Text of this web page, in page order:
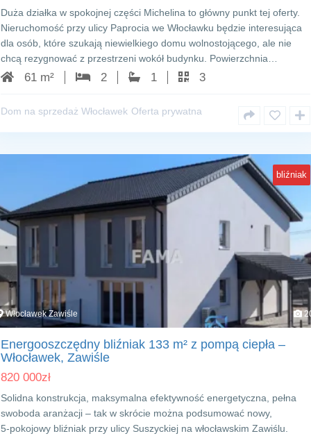
Duża działka w spokojnej części Michelina to główny punkt tej oferty.
Nieruchomość przy ulicy Paprocia we Włocławku będzie interesująca
dla osób, które szukają niewielkiego domu wolnostojącego, ale nie
chcą rezygnować z przestrzeni wokół budynku. Powierzchnia…
61 m² 2 1 3
Dom na sprzedaż Włocławek Oferta prywatna
bliźniak
Włocławek Zawiśle
Energooszczędny bliźniak 133 m² z pompą ciepła –
Włocławek, Zawiśle
820 000zł
Solidna konstrukcja, maksymalna efektywność energetyczna, pełna
swoboda aranżacji – tak w skrócie można podsumować nowy,
5‑pokojowy bliźniak przy ulicy Suszyckiej na włocławskim Zawiślu.